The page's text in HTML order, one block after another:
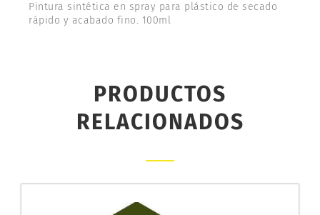
Pintura sintética en spray para plástico de secado
rápido y acabado fino. 100ml
PRODUCTOS
RELACIONADOS